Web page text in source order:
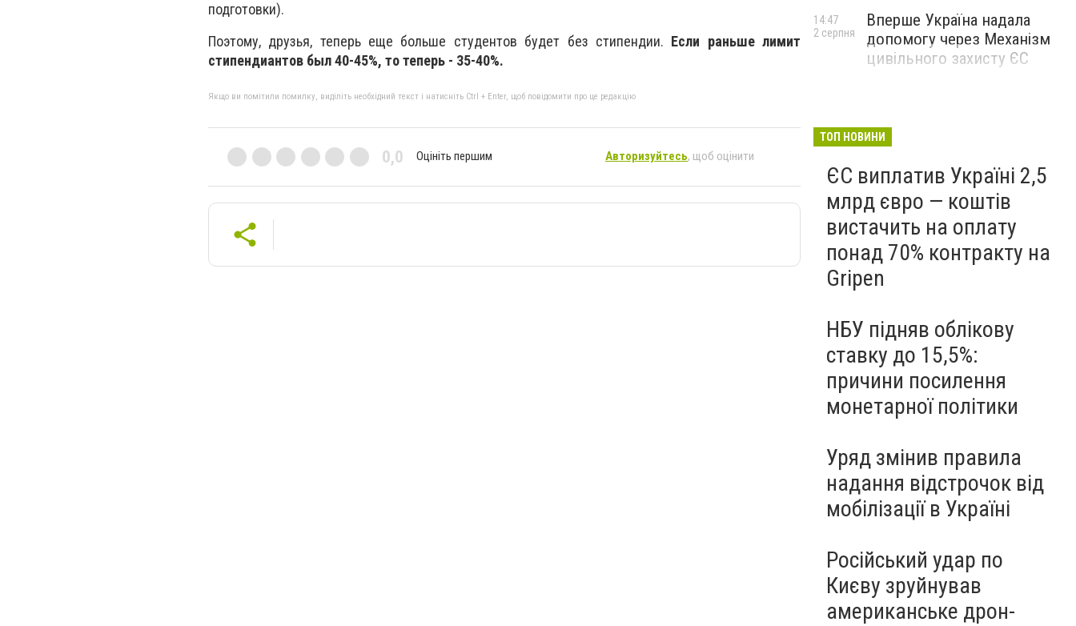
подготовки).
Поэтому, друзья, теперь еще больше студентов будет без стипендии. Если раньше лимит
стипендиантов был 40-45%, то теперь - 35-40%.
Якщо ви помітили помилку, виділіть необхідний текст і натисніть Ctrl + Enter, щоб повідомити про це редакцію
0,0 Оцініть першим Авторизуйтесь, щоб оцінити
Вперше Україна надала
допомогу через Механізм
цивільного захисту ЄС
14:47
2 серпня
ТОП НОВИНИ
ЄС виплатив Україні 2,5
млрд євро — коштів
вистачить на оплату
понад 70% контракту на
Gripen
НБУ підняв облікову
ставку до 15,5%:
причини посилення
монетарної політики
Уряд змінив правила
надання відстрочок від
мобілізації в Україні
Російський удар по
Києву зруйнував
американське дрон-